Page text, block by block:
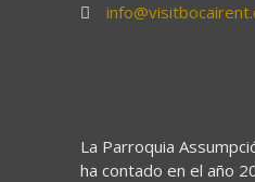
La Parroquia
ha contado en el año